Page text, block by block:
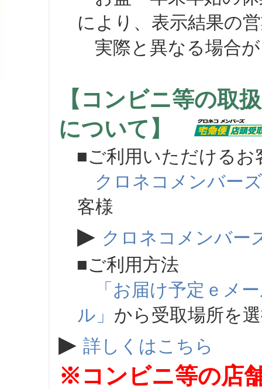
により、表示結果の
実際と異なる場合が
【コンビニ等の取
について】
■ご利用いただけるお
クロネコメンバーズ
客様
▶ クロネコメンバー
■ご利用方法
「お届け予定ｅメ
ル」 から受取場所を
▶ 詳しくはこちら
※コンビニ等の店